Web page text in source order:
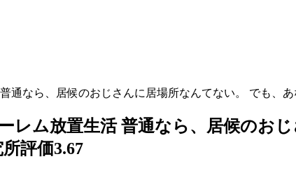
通なら、居候のおじさんに居場所なんてない。 でも、
レム放置生活 普通なら、居候のお
評価3.67